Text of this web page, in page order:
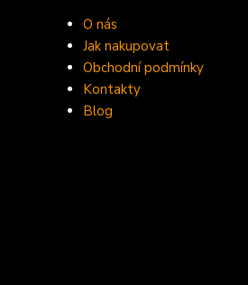
O nás
Jak nakupovat
Obchodní podmínky
Kontakty
Blog